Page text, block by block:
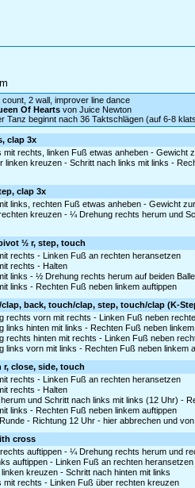
count, 2 wall, improver line dance
Of Hearts von Juice Newton
Tanz beginnt nach 36 Taktschlägen (auf 6-8
clap 3x
mit rechts, linken Fuß etwas anheben - Gewicht
linken kreuzen - Schritt nach links mit links -
clap 3x
links, rechten Fuß etwas anheben - Gewicht
kreuzen - ¼ Drehung rechts herum und
½ r, step, touch
rechts - Linken Fuß an rechten heransetzen
rechts - Halten
links - ½ Drehung rechts herum auf beiden
links - Rechten Fuß neben linkem auftippen
back, touch/clap, step, touch/clap (K-
rechts vorn mit rechts - Linken Fuß neben
links hinten mit links - Rechten Fuß neben
rechts hinten mit rechts - Linken Fuß neben
links vorn mit links - Rechten Fuß neben linkem
close, side, touch
rechts - Linken Fuß an rechten heransetzen
rechts - Halten
und Schritt nach links mit links (12 Uhr) -
links - Rechten Fuß neben linkem auftippen
- Richtung 12 Uhr - hier abbrechen und
cross
auftippen - ¼ Drehung rechts herum und
auftippen - Linken Fuß an rechten heransetzen
kreuzen - Schritt nach hinten mit links
mit rechts - Linken Fuß über rechten kreuzen